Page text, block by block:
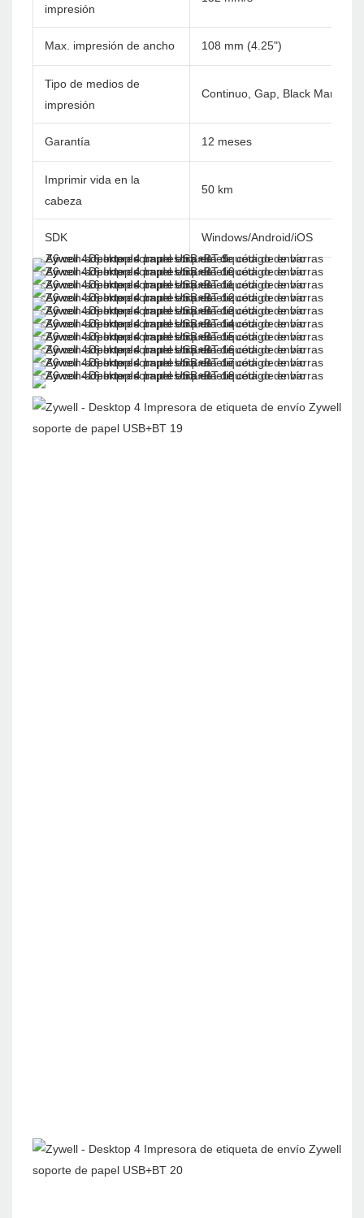
impresión
Max. impresión de ancho 108 mm (4.25")
Tipo de medios de
impresión
Continuo, Gap, Black Mark,
Garantía 12 meses
Imprimir vida en la
cabeza
50 km
SDK Windows/Android/iOS